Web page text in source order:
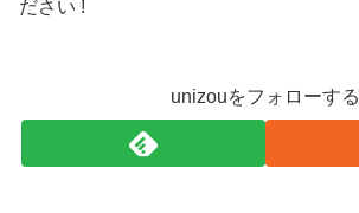
ださい !
unizouをフォローする